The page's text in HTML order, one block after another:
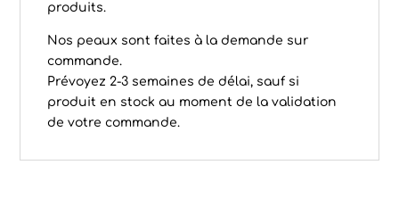
produits.
Nos peaux sont faites à la demande sur
commande.
Prévoyez 2-3 semaines de délai, sauf si
produit en stock au moment de la validation
de votre commande.